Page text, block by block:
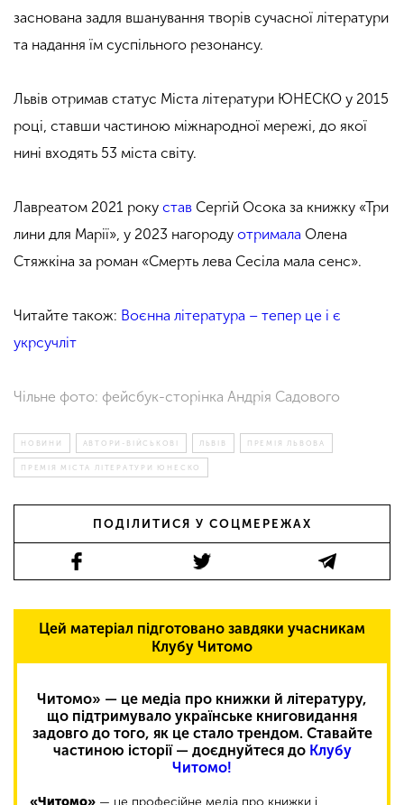
заснована задля вшанування творів сучасної літератури
та надання їм суспільного резонансу.
Львів отримав статус Міста літератури ЮНЕСКО у 2015
році, ставши частиною міжнародної мережі, до якої
нині входять 53 міста світу.
Лавреатом 2021 року став Сергій Осока за книжку «Три
лини для Марії», у 2023 нагороду отримала Олена
Стяжкіна за роман «Смерть лева Сесіла мала сенс».
Читайте також: Воєнна література – тепер це і є
укрсучліт
Чільне фото: фейсбук-сторінка Андрія Садового
НОВИНИ АВТОРИ-ВІЙСЬКОВІ ЛЬВІВ ПРЕМІЯ ЛЬВОВА
ПРЕМІЯ МІСТА ЛІТЕРАТУРИ ЮНЕСКО
ПОДІЛИТИСЯ У СОЦМЕРЕЖАХ
Цей матеріал підготовано завдяки учасникам
Клубу Читомо
Читомо» — це медіа про книжки й літературу,
що підтримувало українське книговидання
задовго до того, як це стало трендом. Ставайте
частиною історії — доєднуйтеся до Клубу
Читомо!
«Читомо» — це професійне медіа про книжки і